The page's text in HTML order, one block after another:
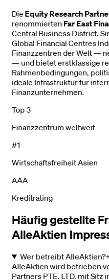
Die Equity Research
renommierten Far East
Central Business District.
Global Financial Centres
Finanzzentren der Welt —
— und bietet erstklassige
Rahmenbedingungen,
ideale Infrastruktur für
Finanzunternehmen.
Top 3
Finanzzentrum weltweit
#1
Wirtschaftsfreiheit Asien
AAA
Kreditrating
Häufig gestellte
AlleAktien
Wer betreibt AlleAktien?
AlleAktien wird betrieben
Partners PTE. LTD. mit Sitz